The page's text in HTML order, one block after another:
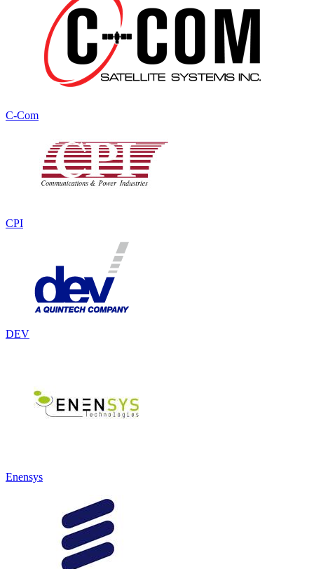
C-Com
CPI
DEV
Enensys